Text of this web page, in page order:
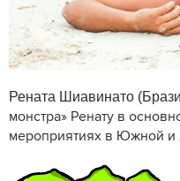
Рената Шиавинато
монстра» Ренату в
мероприятиях в Южной и